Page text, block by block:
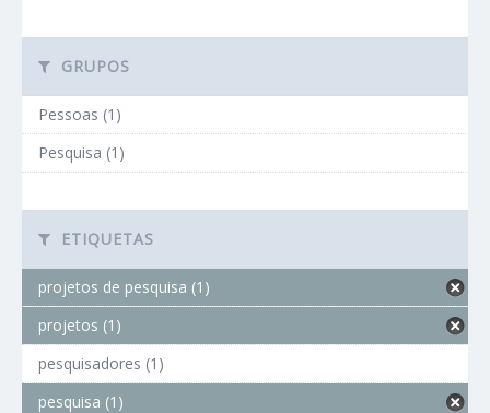
GRUPOS
Pessoas (1)
Pesquisa (1)
ETIQUETAS
projetos de pesquisa (1)
projetos (1)
pesquisadores (1)
pesquisa (1)